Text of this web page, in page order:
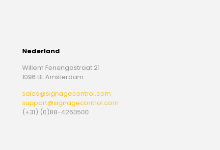
Nederland
Willem Fenengastraat 21
1096 BL Amsterdam.
sales@signagecontrol.com
support@signagecontrol.com
(+31) (0)88-4260500